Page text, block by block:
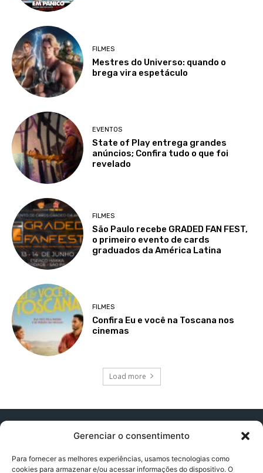
Gerenciar o consentimento
Para fornecer as melhores experiências, usamos tecnologias como
cookies para armazenar e/ou acessar informações do dispositivo. O
FILMES
Mestres do Universo: quando o
brega vira espetáculo
EVENTOS
State of Play entrega grandes
anúncios; Confira tudo o que foi
revelado
FILMES
São Paulo recebe GRADED FAN FEST,
o primeiro evento de cards
graduados da América Latina
FILMES
Confira Eu e você na Toscana nos
cinemas
Load more